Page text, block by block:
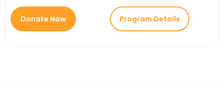
Donate Now Program Details